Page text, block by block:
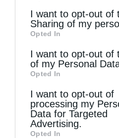
information by third
of downstream
information may also
third parties on the
Downstream Participants
disclose it to other third
I want to opt-out of
Sharing of my
Opted In
I want to opt-out of
of my Personal
Opted In
I want to opt-out of
processing my
Data for Targeted
Advertising.
Opted In
ΜΟΙΡΑΣΟΥ 0
για Τσίπρα, Μητσοτάκη,
Επόμενο
ΑΛΕΞΑΝΔΡΟΥΠΟΛΕΩΣ:
τους πιστούς να